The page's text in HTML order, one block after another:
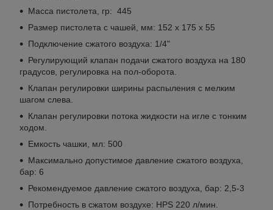
Масса пистолета, гр: 445
Размер пистолета с чашей, мм: 152 х 175 х 55
Подключение сжатого воздуха: 1/4"
Регулирующий клапан подачи сжатого воздуха на 180
градусов, регулировка на пол-оборота.
Клапан регулировки ширины распыления с мелким
шагом слева.
Клапан регулировки потока жидкости на игле с тонким
ходом.
Емкость чашки, мл: 500
Максимально допустимое давление сжатого воздуха,
бар: 6
Рекомендуемое давление сжатого воздуха, бар: 2,5-3
Потребность в сжатом воздухе: HPS 220 л/мин.